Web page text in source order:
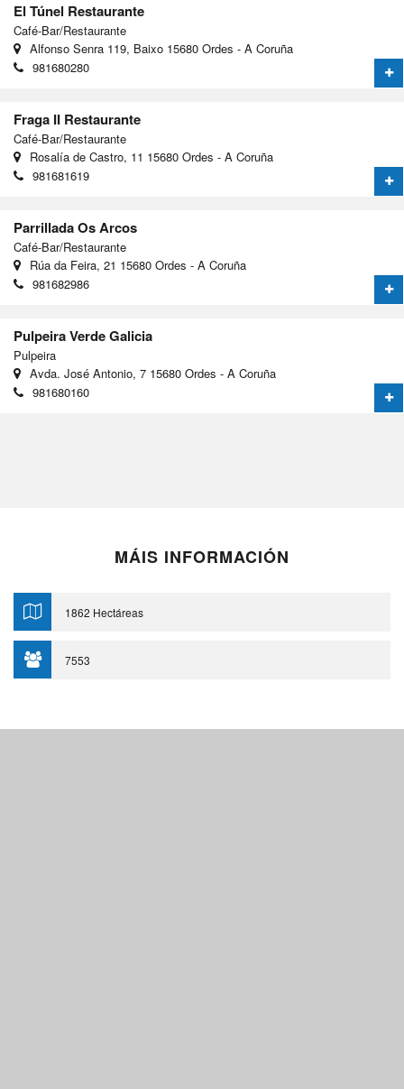
El Túnel Restaurante
Café-Bar/Restaurante
Alfonso Senra 119, Baixo 15680 Ordes - A Coruña
981680280
Fraga II Restaurante
Café-Bar/Restaurante
Rosalía de Castro, 11 15680 Ordes - A Coruña
981681619
Parrillada Os Arcos
Café-Bar/Restaurante
Rúa da Feira, 21 15680 Ordes - A Coruña
981682986
Pulpeira Verde Galicia
Pulpeira
Avda. José Antonio, 7 15680 Ordes - A Coruña
981680160
MÁIS INFORMACIÓN
1862 Hectáreas
7553